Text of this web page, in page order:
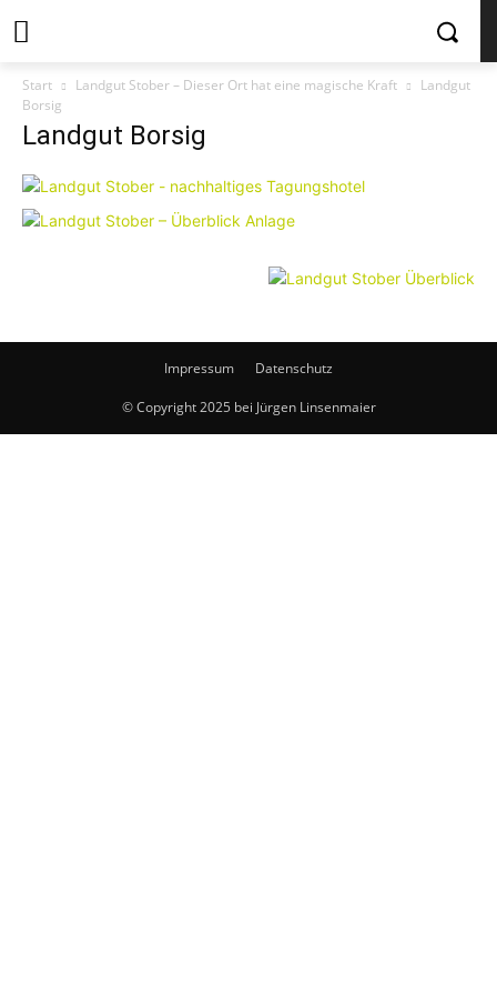
Start Landgut Stober – Dieser Ort hat eine magische Kraft
Landgut
Borsig
Landgut Borsig
Impressum Datenschutz
© Copyright 2025 bei Jürgen Linsenmaier